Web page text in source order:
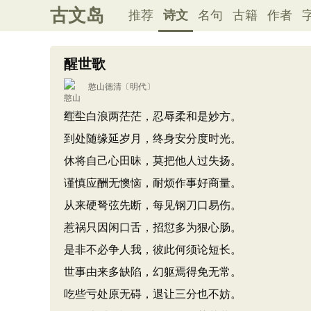
古文岛 推荐 诗文 名句 古籍 作者
醒世歌
憨山德清 〔明代〕
红尘白浪两茫茫，忍辱柔和是妙方。
到处随缘延岁月，终身安分度时光。
休将自己心田昧，莫把他人过失扬。
谨慎应酬无懊恼，耐烦作事好商量。
从来硬弩弦先断，每见钢刀口易伤。
惹祸只因闲口舌，招愆多为狠心肠。
是非不必争人我，彼此何须论短长。
世事由来多缺陷，幻躯焉得免无常。
吃些亏处原无碍，退让三分也不妨。